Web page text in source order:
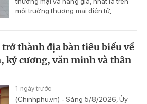
môi trường thương mại điện tử, ...
thành địa bàn tiêu biểu về
kỷ cương, văn minh và thân
1 ngày trước
(Chinhphu.vn) - Sáng 5/8/2026, Ủy